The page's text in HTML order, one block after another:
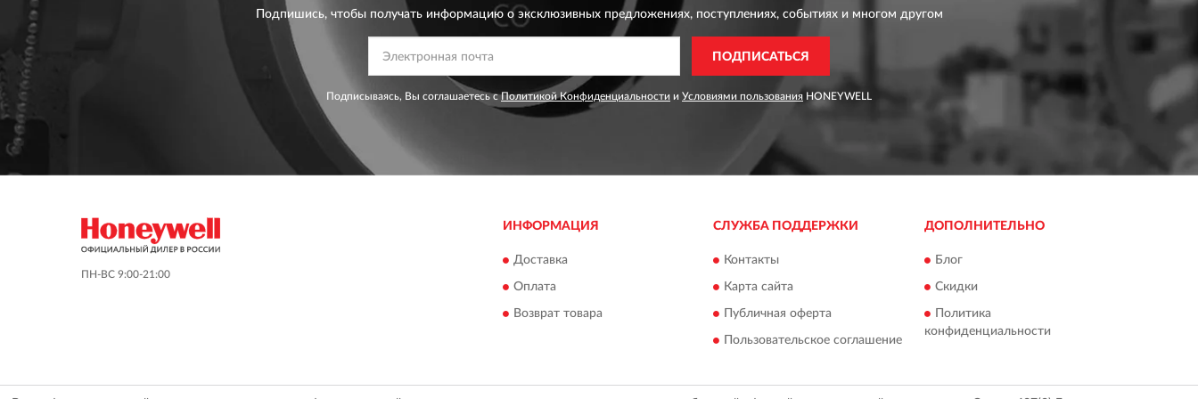
Подпишись, чтобы получать информацию о эксклюзивных предложениях,поступлениях, событиях и многом другом
ПОДПИСАТЬСЯ
Подписываясь, Вы соглашаетесь сПолитикой Конфиденциальности и Условиями пользования HONEYWELL
ПН-ВС 9:00-21:00
ИНФОРМАЦИЯ
Доставка
Оплата
Возврат товара
СЛУЖБА ПОДДЕРЖКИ
Контакты
Карта сайта
Публичная оферта
Пользовательское соглашение
ДОПОЛНИТЕЛЬНО
Блог
Скидки
Политика
конфиденциальности